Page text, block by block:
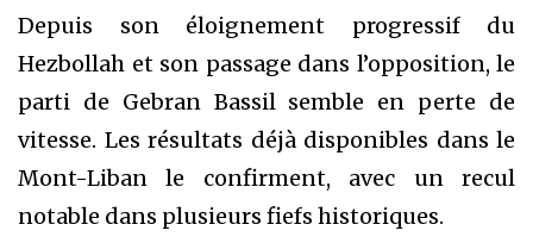
Depuis son éloignement progressif du
Hezbollah et son passage dans l’opposition, le
parti de Gebran Bassil semble en perte de
vitesse. Les résultats déjà disponibles dans le
Mont-Liban le confirment, avec un recul
notable dans plusieurs fiefs historiques.